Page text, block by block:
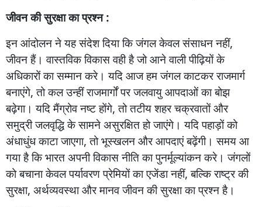
जीवनकीसुरक्षाकाप्रश्न :
इनआंदोलननेयहसंदेशदियाकिजंगलकेवलसंसाधननहीं,
जीवनहैं। वास्तविकविकासवहीहैजोआनेवालीपीढ़ियोंके
अधिकारोंकासम्मानकरे। यदिआजहमजंगलकाटकरराजमार्ग
बनाएंगे,तोकलउन्हींराजमार्गोंपरजलवायुआपदाओंकाबोझ
बढ़ेगा। यदिमैंग्रोवनष्टहोंगे,तोतटीयशहरचक्रवातोंऔर
समुद्रीजलवृद्धिकेसामनेअसुरक्षितहोजाएंगे। यदिपहाड़ोंको
अंधाधुंधकाटाजाएगा,तोभूस्खलनऔरआपदाएंबढ़ेंगी। समयआ
गयाहैकिभारतअपनीविकासनीतिकापुनर्मूल्यांकनकरे। जंगलों
कोबचानाकेवलपर्यावरणप्रेमियोंकाएजेंडानहीं,बल्किराष्ट्रकी
सुरक्षा, अर्थव्यवस्थाऔरमानवजीवनकीसुरक्षाकाप्रश्नहै।